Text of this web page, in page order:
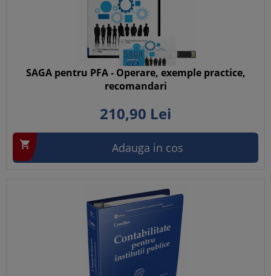
SAGA pentru PFA - Operare, exemple practice,
recomandari
210,90 Lei
 Adauga in cos